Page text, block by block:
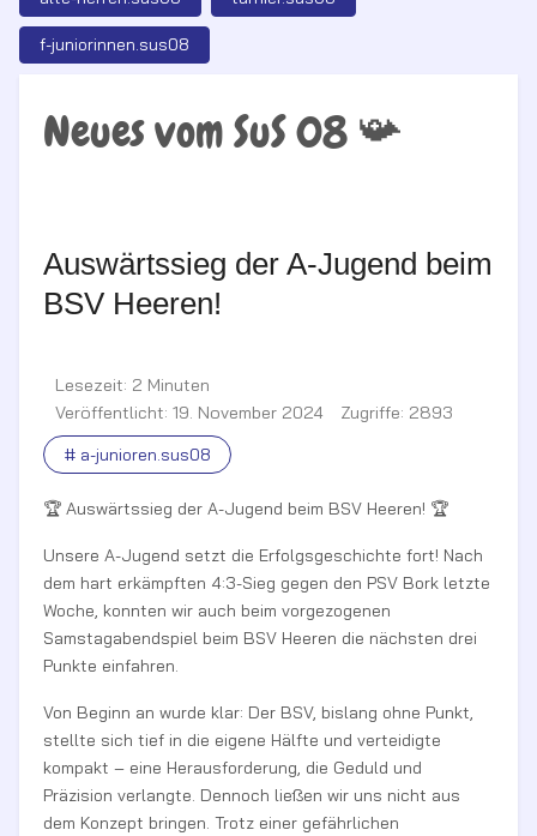
f-juniorinnen.sus08
Neues vom SuS 08 📯
Auswärtssieg der A-Jugend beim
BSV Heeren!
Lesezeit: 2 Minuten
Veröffentlicht: 19. November 2024
Zugriffe: 2893
# a-junioren.sus08
🏆 Auswärtssieg der A-Jugend beim BSV Heeren! 🏆
Unsere A-Jugend setzt die Erfolgsgeschichte fort! Nach
dem hart erkämpften 4:3-Sieg gegen den PSV Bork letzte
Woche, konnten wir auch beim vorgezogenen
Samstagabendspiel beim BSV Heeren die nächsten drei
Punkte einfahren.
Von Beginn an wurde klar: Der BSV, bislang ohne Punkt,
stellte sich tief in die eigene Hälfte und verteidigte
kompakt – eine Herausforderung, die Geduld und
Präzision verlangte. Dennoch ließen wir uns nicht aus
dem Konzept bringen. Trotz einer gefährlichen